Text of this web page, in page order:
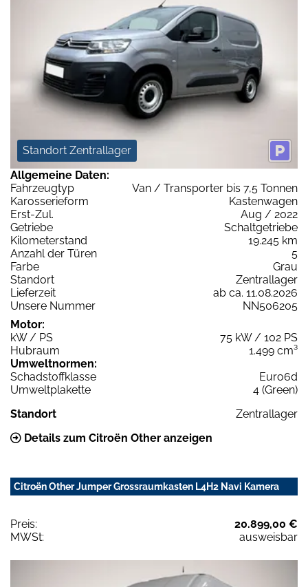
Standort Zentrallager
Allgemeine Daten:
Fahrzeugtyp
Van / Transporter bis 7,5 Tonnen
Karosserieform
Kastenwagen
Erst-Zul.
Aug / 2022
Getriebe
Schaltgetriebe
Kilometerstand
19.245 km
Anzahl der Türen
5
Farbe
Grau
Standort
Zentrallager
Lieferzeit
ab ca. 11.08.2026
Unsere Nummer
NN506205
Motor:
kW / PS
75 kW / 102 PS
Hubraum
1.499 cm³
Umweltnormen:
Schadstoffklasse
Euro6d
Umweltplakette
4 (Green)
Standort
Zentrallager
Details zum Citroën Other anzeigen
Citroën Other Jumper Grossraumkasten L4H2 Navi Kamera
Preis:
20.899,00 €
MWSt:
ausweisbar